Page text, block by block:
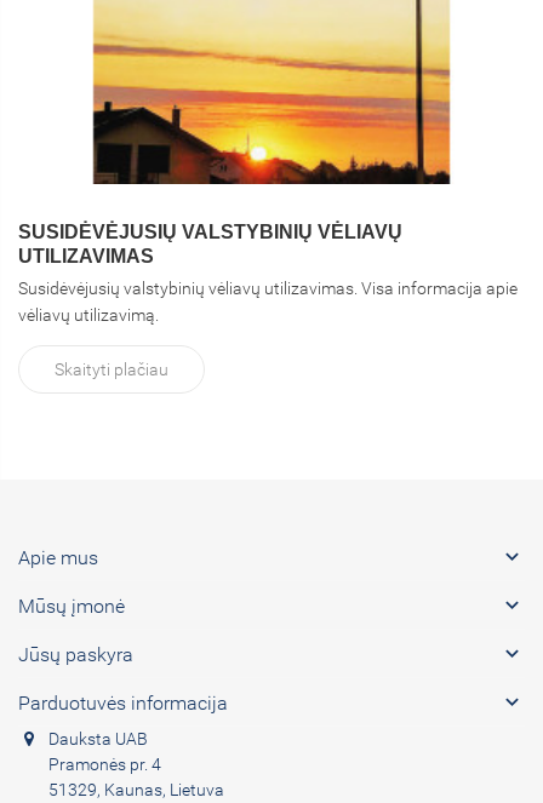
SUSIDĖVĖJUSIŲ VALSTYBINIŲ VĖLIAVŲ
UTILIZAVIMAS
Susidėvėjusių valstybinių vėliavų utilizavimas. Visa informacija apie
vėliavų utilizavimą.
Skaityti plačiau
Apie mus 
Mūsų įmonė 
Jūsų paskyra 
Parduotuvės informacija 
Dauksta UAB
Pramonės pr. 4
51329, Kaunas, Lietuva